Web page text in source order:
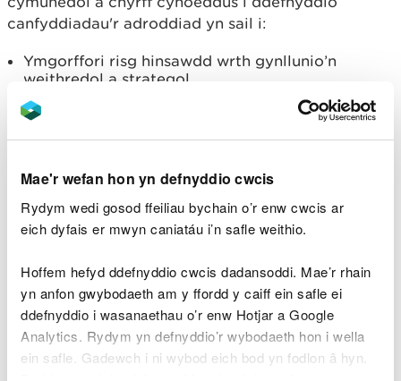
Mae'r wefan hon yn defnyddio cwcis
Rydym wedi gosod ffeiliau bychain o’r enw cwcis ar
eich dyfais er mwyn caniatáu i’n safle weithio.
Hoffem hefyd ddefnyddio cwcis dadansoddi. Mae’r rhain
yn anfon gwybodaeth am y ffordd y caiff ein safle ei
ddefnyddio i wasanaethau o’r enw Hotjar a Google
Analytics. Rydym yn defnyddio’r wybodaeth hon i wella
ein safle. Gadewch i ni wybod eich bod yn fodlon â hyn.
canfyddiadau'r adroddiad yn sail i:
Ymgorffori risg hinsawdd wrth gynllunio’n
weithredol a strategol.
Cryfhau cydweithrediad â phartneriaid, cyllidwyr
a llunwyr polisi.
Meithrin cymunedau a gwasanaethau gwydn
Taf Morgannwg.
yn defnyddio'r adnodd hwn i greu dull integredig o
wella ac adeiladu ar wydnwch cymunedau a
gwasanaethau. Crëwyd y grwpiau tasg i
ganolbwyntio ar y blaenoriaethau canlynol: